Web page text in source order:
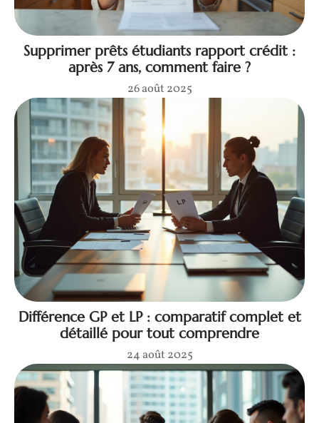
Supprimer prêts étudiants rapport crédit :
après 7 ans, comment faire ?
26 août 2025
Différence GP et LP : comparatif complet et
détaillé pour tout comprendre
24 août 2025